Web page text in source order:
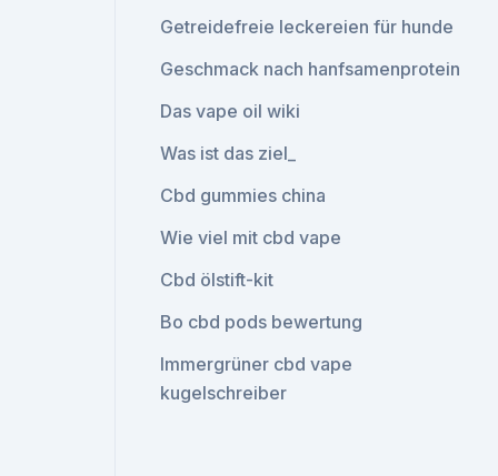
Getreidefreie leckereien für hunde
Geschmack nach hanfsamenprotein
Das vape oil wiki
Was ist das ziel_
Cbd gummies china
Wie viel mit cbd vape
Cbd ölstift-kit
Bo cbd pods bewertung
Immergrüner cbd vape
kugelschreiber